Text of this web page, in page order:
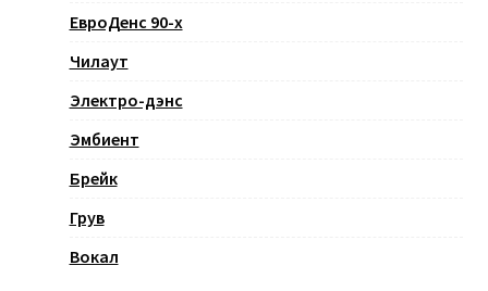
ЕвроДенс 90-х
Чилаут
Электро-дэнс
Эмбиент
Брейк
Грув
Вокал